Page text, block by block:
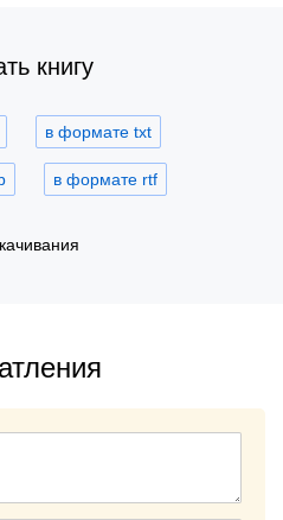
книгу
в формате txt
в формате rtf